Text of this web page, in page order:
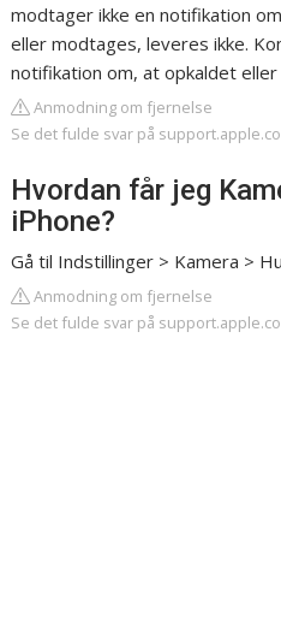
modtager ikke en notifikation
eller modtages, leveres ikke.
notifikation om, at opkaldet
Anmodning om fjernelse
Se det fulde svar på
Hvordan får jeg
iPhone?
Gå til Indstillinger > Kamera >
Anmodning om fjernelse
Se det fulde svar på